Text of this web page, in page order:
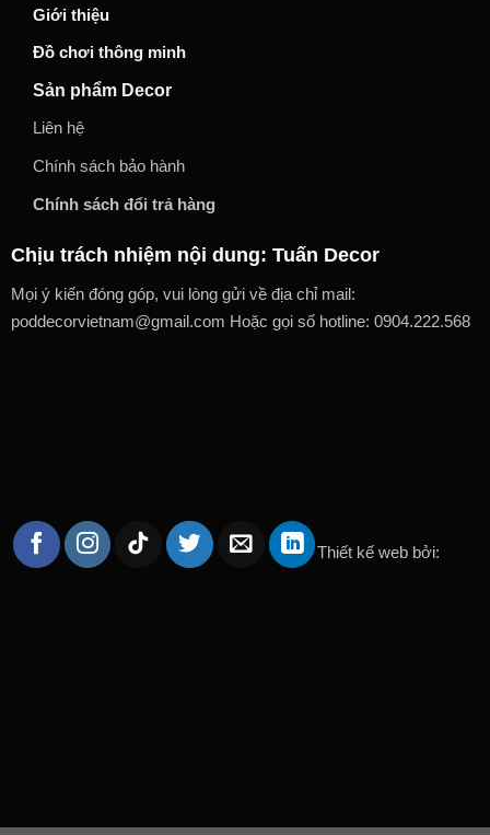
Giới thiệu
Đồ chơi thông minh
Sản phẩm Decor
Liên hệ
Chính sách bảo hành
Chính sách đổi trả hàng
Chịu trách nhiệm nội dung: Tuấn Decor
Mọi ý kiến đóng góp, vui lòng gửi về địa chỉ mail:
poddecorvietnam@gmail.com Hoặc gọi số hotline: 0904.222.568
Thiết kế web bởi: